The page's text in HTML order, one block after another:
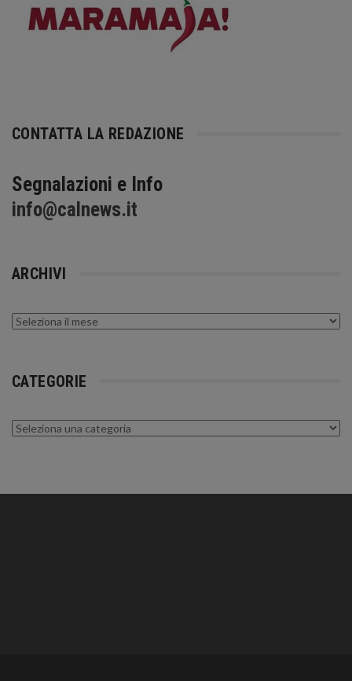
CONTATTA LA REDAZIONE
Segnalazioni e Info
info@calnews.it
ARCHIVI
Archivi
CATEGORIE
Categorie